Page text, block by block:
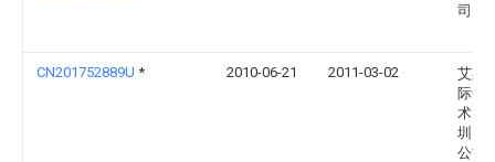
司
CN201752889U * 2010-06-21 2011-03-02
艾斯
际安
术（
圳）
公司